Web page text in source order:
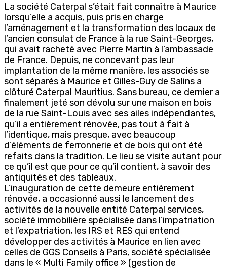
La société Caterpal s’était fait connaître à Maurice
lorsqu’elle a acquis, puis pris en charge
l’aménagement et la transformation des locaux de
l’ancien consulat de France à la rue Saint-Georges,
qui avait racheté avec Pierre Martin à l’ambassade
de France. Depuis, ne concevant pas leur
implantation de la même manière, les associés se
sont séparés à Maurice et Gilles-Guy de Salins a
clôturé Caterpal Mauritius. Sans bureau, ce dernier a
finalement jeté son dévolu sur une maison en bois
de la rue Saint-Louis avec ses ailes indépendantes,
qu’il a entièrement rénovée, pas tout à fait à
l’identique, mais presque, avec beaucoup
d’éléments de ferronnerie et de bois qui ont été
refaits dans la tradition. Le lieu se visite autant pour
ce qu’il est que pour ce qu’il contient, à savoir des
antiquités et des tableaux.
L’inauguration de cette demeure entièrement
rénovée, a occasionné aussi le lancement des
activités de la nouvelle entité Caterpal services,
société immobilière spécialisée dans l’impatriation
et l’expatriation, les IRS et RES qui entend
développer des activités à Maurice en lien avec
celles de GGS Conseils à Paris, société spécialisée
dans le « Multi Family office » (gestion de